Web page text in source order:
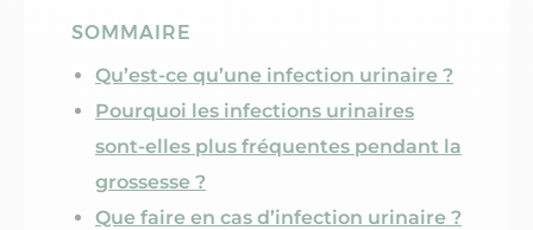
SOMMAIRE
Qu’est-ce qu’une infection urinaire ?
Pourquoi les infections urinaires
sont-elles plus fréquentes pendant la
grossesse ?
Que faire en cas d’infection urinaire ?